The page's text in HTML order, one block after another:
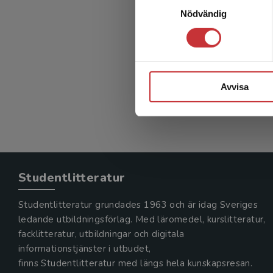
Nödvändig
Avvisa
Lööf,
Exkl.
Studentlitteratur
Studentlitteratur grundades 1963 och är idag Sveriges
ledande utbildningsförlag. Med läromedel, kurslitteratur,
facklitteratur, utbildningar och digitala
informationstjänster i utbudet,
finns Studentlitteratur med längs hela kunskapsresan.